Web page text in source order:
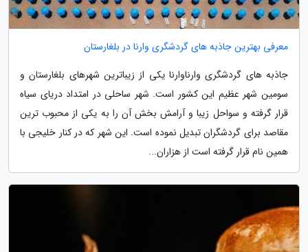
معرفی بهترین جاذبه های گردشگری وارنا در بلغارستان
جاذبه های گردشگری وارناوارنا یکی از زیباترین شهرهای بلغارستان و
سومین شهر عظیم این کشور است. شهر ساحلی در امتداد دریای سیاه
قرار گرفته و سواحل زیبا و آرامش بخش آن را به یکی از محبوب ترین
مقاصد برای گردشگران تبدیل نموده است. این شهر که در کنار خلیجی با
همین نام قرار گرفته است از هزاران...